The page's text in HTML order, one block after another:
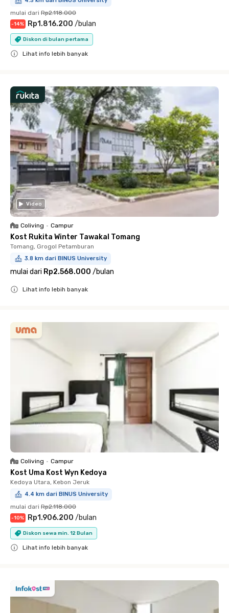
mulai dari Rp2.118.000
-14% Rp1.816.200 /bulan
Diskon di bulan pertama
Lihat info lebih banyak
Video
Coliving • Campur
Kost Rukita Winter Tawakal Tomang
Tomang, Grogol Petamburan
3.8 km dari BINUS University
mulai dari Rp2.568.000 /bulan
Lihat info lebih banyak
Coliving • Campur
Kost Uma Kost Wyn Kedoya
Kedoya Utara, Kebon Jeruk
4.4 km dari BINUS University
mulai dari Rp2.118.000
-10% Rp1.906.200 /bulan
Diskon sewa min. 12 Bulan
Lihat info lebih banyak